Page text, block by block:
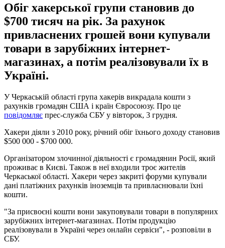
Обіг хакерської групи становив до
$700 тисяч на рік. За рахунок
привласнених грошей вони купували
товари в зарубіжних інтернет-
магазинах, а потім реалізовували їх в
Україні.
У Черкаській області група хакерів викрадала кошти з
рахунків громадян США і країн Євросоюзу. Про це
повідомляє прес-служба СБУ у вівторок, 3 грудня.
Хакери діяли з 2010 року, річний обіг їхнього доходу становив
$500 000 - $700 000.
Організатором злочинної діяльності є громадянин Росії, який
проживає в Києві. Також в неї входили троє жителів
Черкаської області. Хакери через закриті форуми купували
дані платіжних рахунків іноземців та привласнювали їхні
кошти.
"За присвоєні кошти вони закуповували товари в популярних
зарубіжних інтернет-магазинах. Потім продукцію
реалізовували в Україні через онлайн сервіси", - розповіли в
СБУ.